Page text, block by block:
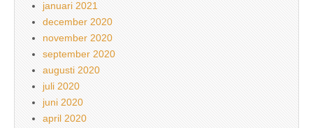
januari 2021
december 2020
november 2020
september 2020
augusti 2020
juli 2020
juni 2020
april 2020